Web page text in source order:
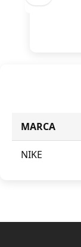
MARCA
NIKE